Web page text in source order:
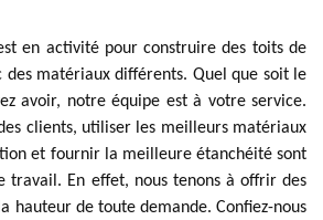
en activité pour construire des toits de
des matériaux différents. Quel que soit le
avoir, notre équipe est à votre service.
clients, utiliser les meilleurs matériaux
et fournir la meilleure étanchéité sont
travail. En effet, nous tenons à offrir des
hauteur de toute demande. Confiez-nous